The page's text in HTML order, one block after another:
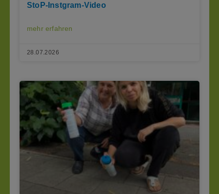
StoP-Instgram-Video
mehr erfahren
28.07.2026